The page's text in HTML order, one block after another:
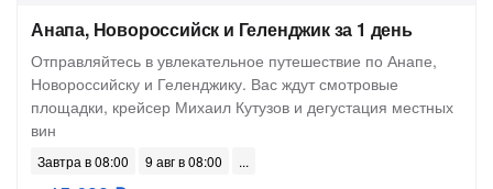
Анапа, Новороссийск и Геленджик за 1 день
Отправляйтесь в увлекательное путешествие по Анапе,
Новороссийску и Геленджику. Вас ждут смотровые
площадки, крейсер Михаил Кутузов и дегустация местных
вин
Завтра в 08:00
9 авг в 08:00